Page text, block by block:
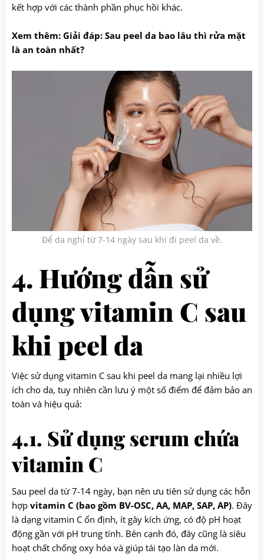
kết hợp với các thành phần phục hồi khác.
Xem thêm: Giải đáp: Sau peel da bao lâu thì rửa mặt
là an toàn nhất?
Để da nghỉ từ 7-14 ngày sau khi đi peel da về.
4. Hướng dẫn sử
dụng vitamin C sau
khi peel da
Việc sử dụng vitamin C sau khi peel da mang lại nhiều lợi
ích cho da, tuy nhiên cần lưu ý một số điểm để đảm bảo an
toàn và hiệu quả:
4.1. Sử dụng serum chứa
vitamin C
Sau peel da từ 7-14 ngày, bạn nên ưu tiên sử dụng các hỗn
hợp vitamin C (bao gồm BV-OSC, AA, MAP, SAP, AP). Đây
là dạng vitamin C ổn định, ít gây kích ứng, có độ pH hoạt
động gần với pH trung tính. Bên cạnh đó, đây cũng là siêu
hoạt chất chống oxy hóa và giúp tái tạo làn da mới.